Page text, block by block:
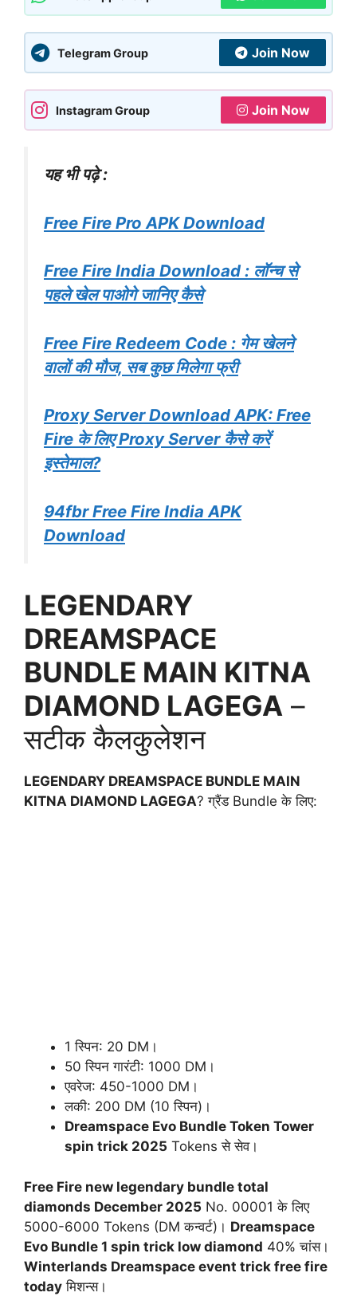
Telegram Group Join Now
Instagram Group Join Now
यह भी पढ़े :
Free Fire Pro APK Download
Free Fire India Download : लॉन्च से
पहले खेल पाओगे जानिए कैसे
Free Fire Redeem Code : गेम खेलने
वालों की मौज, सब कुछ मिलेगा फ्री
Proxy Server Download APK: Free
Fire के लिए Proxy Server कैसे करें
इस्तेमाल?
94fbr Free Fire India APK
Download
LEGENDARY
DREAMSPACE
BUNDLE MAIN KITNA
DIAMOND LAGEGA –
सटीक कैलकुलेशन
LEGENDARY DREAMSPACE BUNDLE MAIN
KITNA DIAMOND LAGEGA? ग्रैंड Bundle के लिए:
1 स्पिन: 20 DM।
50 स्पिन गारंटी: 1000 DM।
एवरेज: 450-1000 DM।
लकी: 200 DM (10 स्पिन)।
Dreamspace Evo Bundle Token Tower
spin trick 2025 Tokens से सेव।
Free Fire new legendary bundle total
diamonds December 2025 No. 00001 के लिए
5000-6000 Tokens (DM कन्वर्ट)। Dreamspace
Evo Bundle 1 spin trick low diamond 40% चांस।
Winterlands Dreamspace event trick free fire
today मिशन्स।